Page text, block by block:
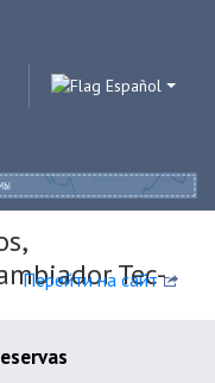
Español
Перейти на сайт
Tec-